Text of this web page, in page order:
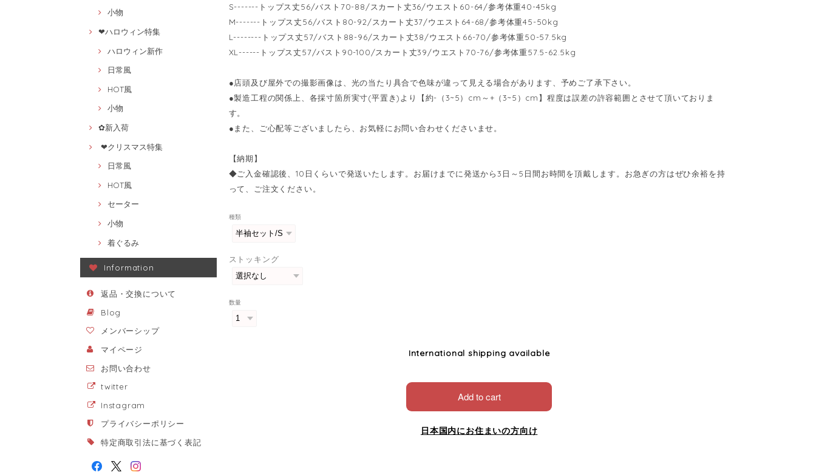
小物
❤ハロウィン特集
ハロウィン新作
日常風
HOT風
小物
✿新入荷
❤クリスマス特集
日常風
HOT風
セーター
小物
着ぐるみ
Information
返品・交換について
Blog
メンバーシップ
マイページ
お問い合わせ
twitter
Instagram
プライバシーポリシー
特定商取引法に基づく表記
S-------トップス丈56/バスト70-88/スカート丈36/ウエスト60-64/参考体重40-45kg
M-------トップス丈56/バスト80-92/スカート丈37/ウエスト64-68/参考体重45-50kg
L--------トップス丈57/バスト88-96/スカート丈38/ウエスト66-70/参考体重50-57.5kg
XL------トップス丈57/バスト90-100/スカート丈39/ウエスト70-76/参考体重57.5-62.5kg
●店頭及び屋外での撮影画像は、光の当たり具合で色味が違って見える場合があります、予めご了承下さい。
●製造工程の関係上、各採寸箇所実寸(平置き)より【約-（3~5）cm～+（3~5）cm】程度は誤差の許容範囲とさせて頂いておりま
す。
●また、ご心配等ございましたら、お気軽にお問い合わせくださいませ。
【納期】
◆ご入金確認後、10日くらいで発送いたします。お届けまでに発送から3日～5日間お時間を頂戴します。お急ぎの方はぜひ余裕を持
って、ご注文ください。
種類
ストッキング
数量
International shipping available
Add to cart
日本国内にお住まいの方向け